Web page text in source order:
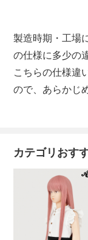
製造時期・工場
の仕様に多少の
こちらの仕様違
ので、あらかじ
カテゴリおす